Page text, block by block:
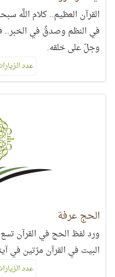
القرآن العظيم.. كلام اللَّه
في النظم وصدقٌ في الخبر..
وجلّ على خلقه.
عدد
الحج عرفة
ورد لفظ الحج في القرآن
البيت في القرآن مرّتين في
عدد